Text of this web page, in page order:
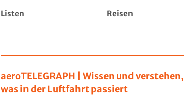
Listen Reisen
aeroTELEGRAPH | Wissen und verstehen,
was in der Luftfahrt passiert